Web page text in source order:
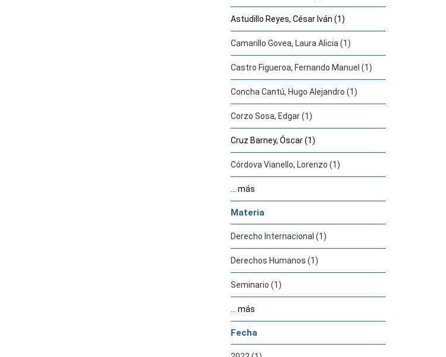
Astudillo Reyes, César Iván (1)
Camarillo Govea, Laura Alicia (1)
Castro Figueroa, Fernando Manuel (1)
Concha Cantú, Hugo Alejandro (1)
Corzo Sosa, Edgar (1)
Cruz Barney, Óscar (1)
Córdova Vianello, Lorenzo (1)
... más
Materia
Derecho Internacional (1)
Derechos Humanos (1)
Seminario (1)
... más
Fecha